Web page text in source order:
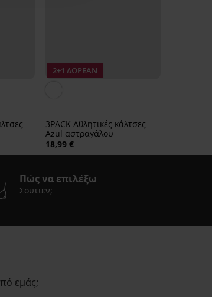
2+1 ΔΩΡΕΑΝ
3PACK Αθλητικές κάλτσες
Azul αστραγάλου
18,99 €
Πώς να επιλέξω
Σουτιεν;
εμάς;